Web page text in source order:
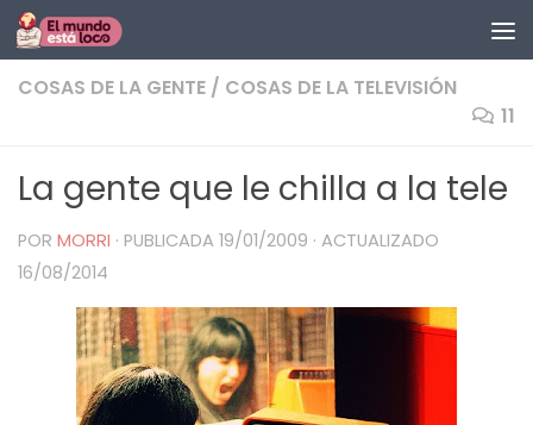
Saltar al contenido
COSAS DE LA GENTE / COSAS DE LA TELEVISIÓN
11
La gente que le chilla a la tele
POR MORRI · PUBLICADA 19/01/2009 · ACTUALIZADO
16/08/2014